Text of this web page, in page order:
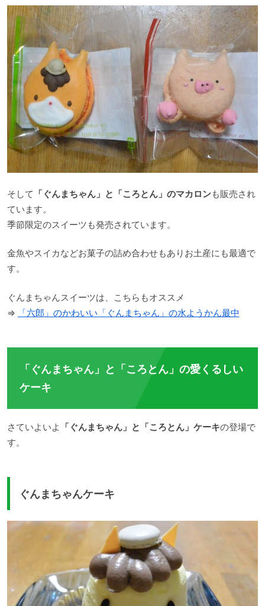
そして 「ぐんまちゃん」と「ころとん」のマカロンも販売され
ています。
季節限定のスイーツも発売されています。
金魚やスイカなどお菓子の詰め合わせもありお土産にも最適で
す。
ぐんまちゃんスイーツは、こちらもオススメ
⇒
「六郎」のかわいい「ぐんまちゃん」の水ようかん最中
「ぐんまちゃん」と「ころとん」の愛くるしい
ケーキ
さていよいよ 「ぐんまちゃん」と「ころとん」ケーキの登場で
す。
ぐんまちゃんケーキ